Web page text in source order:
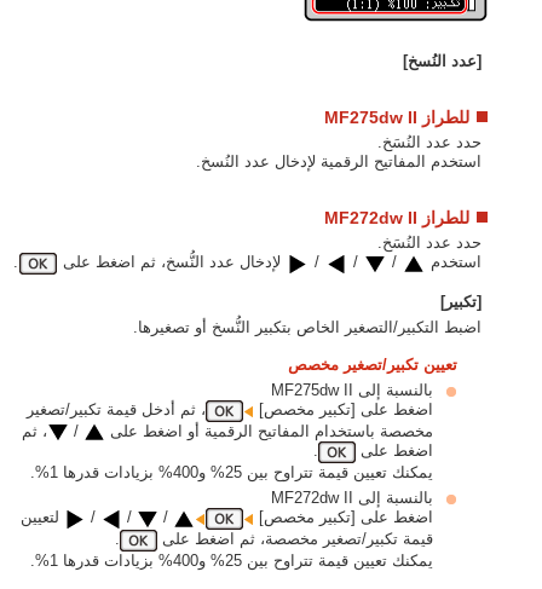
[عدد النُسخ]
للطراز MF275dw II
حدد عدد النُسَخ.
استخدم المفاتيح الرقمية لإدخال عدد النُسخ.
للطراز MF272dw II
حدد عدد النُسَخ.
استخدم
/
/
/ لإدخال عدد النُّسخ، ثم اضغط على .
[تكبير]
اضبط التكبير/التصغير الخاص بتكبير النُّسخ أو تصغيرها.
تعيين تكبير/تصغير مخصص
بالنسبة إلى MF275dw II
اضغط على [تكبير مخصص]‏
، ثم أدخل قيمة تكبير/تصغير
مخصصة باستخدام المفاتيح الرقمية أو اضغط على
/
، ثم
اضغط على
.
يمكنك تعيين قيمة تتراوح بين 25% و400% بزيادات قدرها 1%.
بالنسبة إلى MF272dw II
اضغط على [تكبير مخصص]‏
/
/
/
لتعيين
قيمة تكبير/تصغير مخصصة، ثم اضغط على
.
يمكنك تعيين قيمة تتراوح بين 25% و400% بزيادات قدرها 1%.